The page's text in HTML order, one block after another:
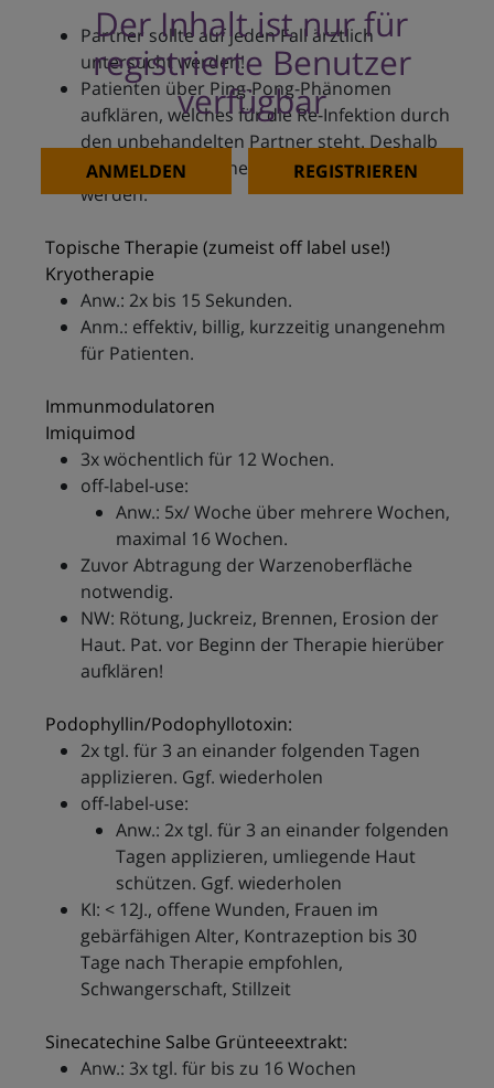
Der Inhalt ist nur für
registrierte Benutzer
verfügbar
ANMELDEN REGISTRIEREN
Partner sollte auf jeden Fall ärztlich
untersucht werden!
Patienten über Ping-Pong-Phänomen
aufklären, welches für die Re-Infektion durch
den unbehandelten Partner steht. Deshalb
sollten beide Partner gleichzeitig behandelt
werden.
Topische Therapie (zumeist off label use!)
Kryotherapie
Anw.: 2x bis 15 Sekunden.
Anm.: effektiv, billig, kurzzeitig unangenehm
für Patienten.
Immunmodulatoren
Imiquimod
3x wöchentlich für 12 Wochen.
off-label-use:
Anw.: 5x/ Woche über mehrere Wochen,
maximal 16 Wochen.
Zuvor Abtragung der Warzenoberfläche
notwendig.
NW: Rötung, Juckreiz, Brennen, Erosion der
Haut. Pat. vor Beginn der Therapie hierüber
aufklären!
Podophyllin/Podophyllotoxin:
2x tgl. für 3 an einander folgenden Tagen
applizieren. Ggf. wiederholen
off-label-use:
Anw.: 2x tgl. für 3 an einander folgenden
Tagen applizieren, umliegende Haut
schützen. Ggf. wiederholen
KI: < 12J., offene Wunden, Frauen im
gebärfähigen Alter, Kontrazeption bis 30
Tage nach Therapie empfohlen,
Schwangerschaft, Stillzeit
Sinecatechine Salbe Grünteeextrakt:
Anw.: 3x tgl. für bis zu 16 Wochen